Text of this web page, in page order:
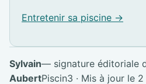
Entretenir sa piscine →
Sylvain
Aubert
— signature éditoriale
Piscin3 · Mis à jour le